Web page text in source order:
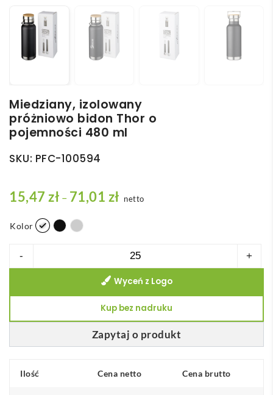
Miedziany, izolowany
próżniowo bidon Thor o
pojemności 480 ml
SKU: PFC-100594
15,47 zł – 71,01 złZ
s
e
n
:
d
netto
Kolor
-
Miedziany,
bidon
o
+
Zapytaj o produkt
Wyceń z Logo
Kup bez nadruku
Ilość Cena netto Cena brutto